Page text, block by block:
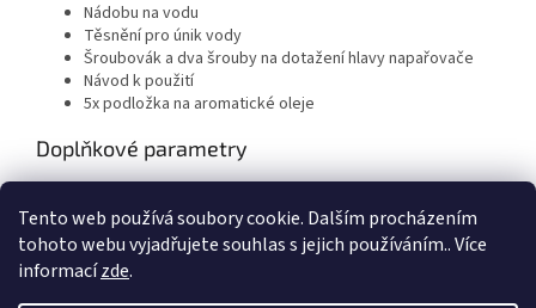
Tento web používá soubory cookie. Dalším procházením
tohoto webu vyjadřujete souhlas s jejich používáním.. Více
informacízde.
Nádobu na vodu
Těsnění pro únik vody
Šroubovák a dva šrouby na dotažení hlavy napařovače
Návod k použití
5x podložka na aromatické oleje
Doplňkové parametry
Hmotnost
9.2 kg